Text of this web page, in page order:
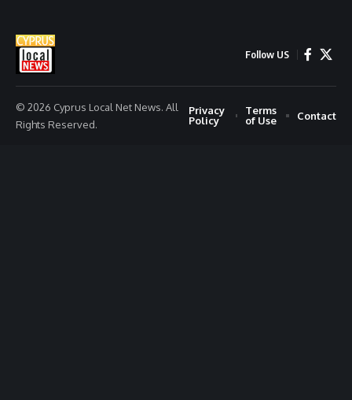
Follow US
© 2026 Cyprus Local Net News. All
Rights Reserved.
Privacy
Policy
Terms
of Use
Contact